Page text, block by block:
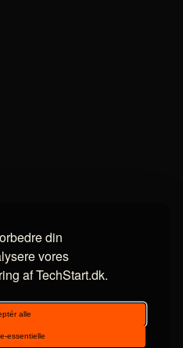
din
vores
af TechStart.dk.